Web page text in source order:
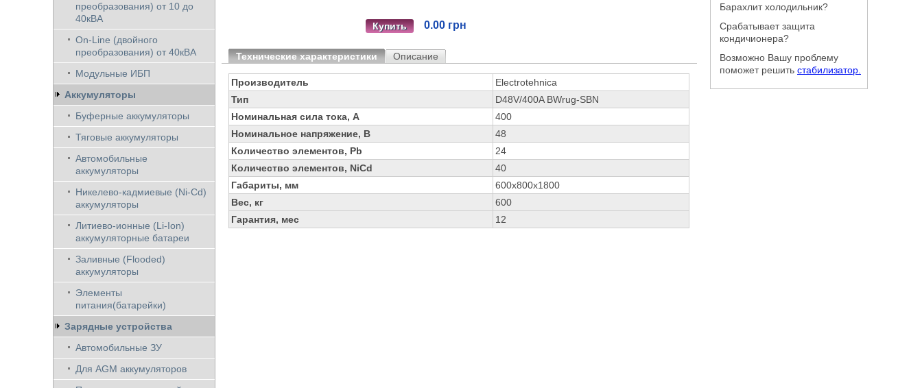
Купить 0.00 грн
Технические характеристики Описание
Производитель
Electrotehnica
Тип
D48V/400A BWrug-SBN
Номинальная сила тока, А
400
Номинальное напряжение, В
48
Количество элементов, Pb
24
Количество элементов, NiCd
40
Габариты, мм
600x800x1800
Вес, кг
600
Гарантия, мес
12
преобразования) от 10 до
40кВА
On-Line (двойного
преобразования) от 40кВА
Модульные ИБП
Аккумуляторы
Буферные аккумуляторы
Тяговые аккумуляторы
Автомобильные
аккумуляторы
Никелево-кадмиевые (Ni-Cd)
аккумуляторы
Литиево-ионные (Li-Ion)
аккумуляторные батареи
Заливные (Flooded)
аккумуляторы
Элементы
питания(батарейки)
Зарядные устройства
Автомобильные ЗУ
Для AGM аккумуляторов
Барахлит холодильник?
Срабатывает защита
кондичионера?
Возможно Вашу проблему
поможет решить стабилизатор.